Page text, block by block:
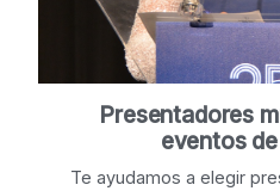
Presentadores
eventos
Te ayudamos a elegir